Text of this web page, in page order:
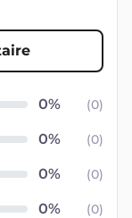
(0)
(0)
(0)
(0)